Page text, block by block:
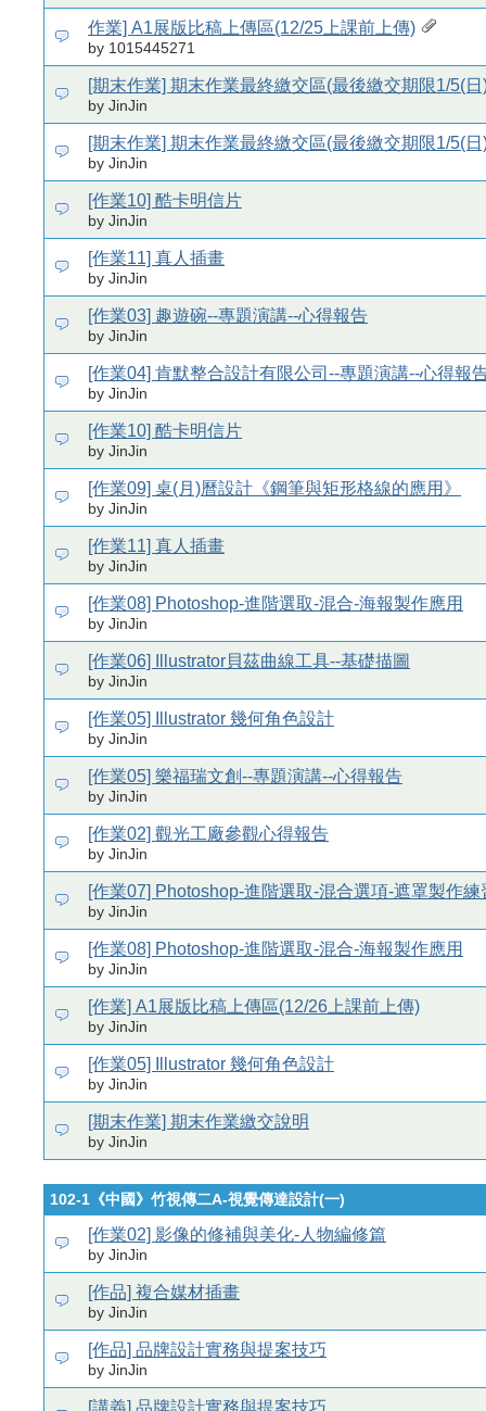
作業] A1展版比稿上傳區(12/25上課前上傳)
by 1015445271
[期末作業] 期末作業最終繳交區(最後繳交期限1/5(日
by JinJin
[期末作業] 期末作業最終繳交區(最後繳交期限1/5(日
by JinJin
[作業10] 酷卡明信片
by JinJin
[作業11] 真人插畫
by JinJin
[作業03] 趣遊碗--專題演講--心得報告
by JinJin
[作業04] 肯默整合設計有限公司--專題演講--心得報
by JinJin
[作業10] 酷卡明信片
by JinJin
[作業09] 桌(月)曆設計《鋼筆與矩形格線的應用》
by JinJin
[作業11] 真人插畫
by JinJin
[作業08] Photoshop-進階選取-混合-海報製作應用
by JinJin
[作業06] Illustrator貝茲曲線工具--基礎描圖
by JinJin
[作業05] Illustrator 幾何角色設計
by JinJin
[作業05] 樂福瑞文創--專題演講--心得報告
by JinJin
[作業02] 觀光工廠參觀心得報告
by JinJin
[作業07] Photoshop-進階選取-混合選項-遮罩製作練
by JinJin
[作業08] Photoshop-進階選取-混合-海報製作應用
by JinJin
[作業] A1展版比稿上傳區(12/26上課前上傳)
by JinJin
[作業05] Illustrator 幾何角色設計
by JinJin
[期末作業] 期末作業繳交說明
by JinJin
102-1《中國》竹視傳二A-視覺傳達設計(一)
[作業02] 影像的修補與美化-人物編修篇
by JinJin
[作品] 複合媒材插畫
by JinJin
[作品] 品牌設計實務與提案技巧
by JinJin
[講義] 品牌設計實務與提案技巧